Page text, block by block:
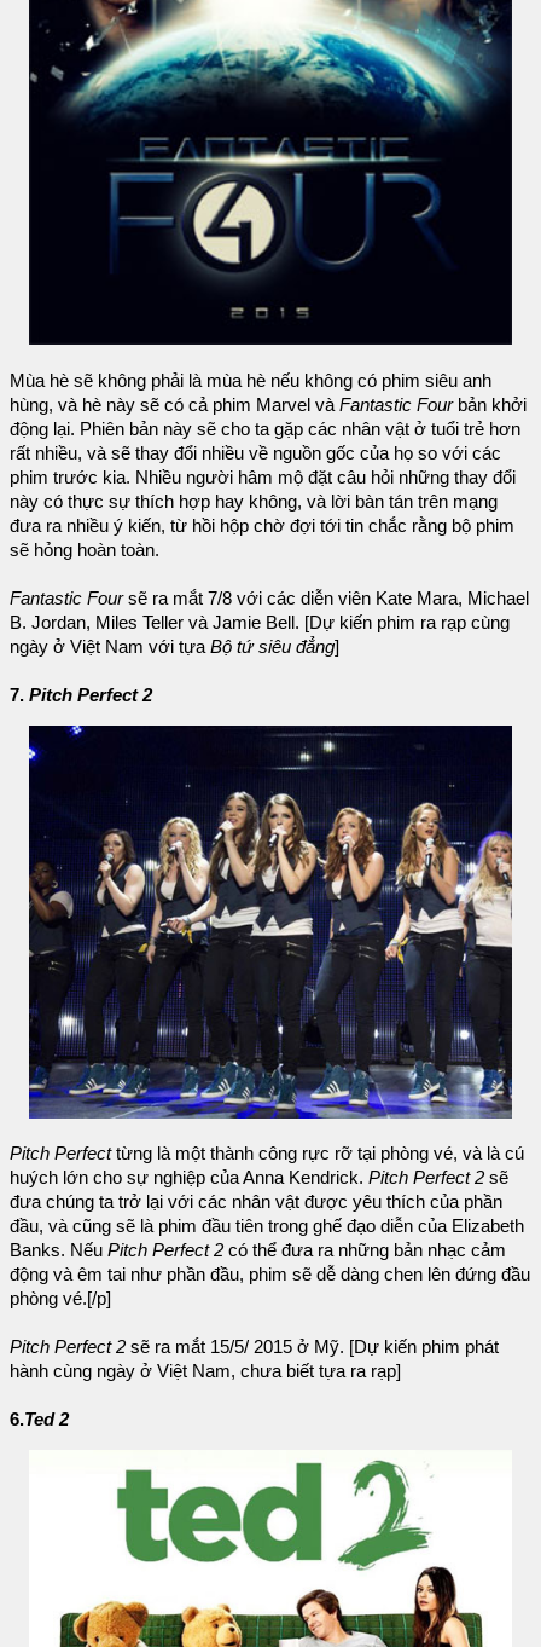
Mùa hè sẽ không phải là mùa hè nếu không có phim siêu anh
hùng, và hè này sẽ có cả phim Marvel và Fantastic Fourbản khởi
động lại. Phiên bản này sẽ cho ta gặp các nhân vật ở tuổi trẻ hơn
rất nhiều, và sẽ thay đổi nhiều về nguồn gốc của họ so với các
phim trước kia. Nhiều người hâm mộ đặt câu hỏi những thay đổi
này có thực sự thích hợp hay không, và lời bàn tán trên mạng
đưa ra nhiều ý kiến, từ hồi hộp chờ đợi tới tin chắc rằng bộ phim
sẽ hỏng hoàn toàn.
Fantastic Foursẽ ra mắt 7/8 với các diễn viên Kate Mara, Michael
B. Jordan, Miles Teller và Jamie Bell. [Dự kiến phim ra rạp cùng
ngày ở Việt Nam với tựa Bộ tứ siêu đẳng]
7. Pitch Perfect 2
Pitch Perfecttừng là một thành công rực rỡ tại phòng vé, và là cú
huých lớn cho sự nghiệp của Anna Kendrick. Pitch Perfect 2 sẽ
đưa chúng ta trở lại với các nhân vật được yêu thích của phần
đầu, và cũng sẽ là phim đầu tiên trong ghế đạo diễn của Elizabeth
Banks. Nếu Pitch Perfect 2 có thể đưa ra những bản nhạc cảm
động và êm tai như phần đầu, phim sẽ dễ dàng chen lên đứng đầu
phòng vé.[/p]
Pitch Perfect 2 sẽ ra mắt 15/5/ 2015 ở Mỹ. [Dự kiến phim phát
hành cùng ngày ở Việt Nam, chưa biết tựa ra rạp]
6.Ted 2